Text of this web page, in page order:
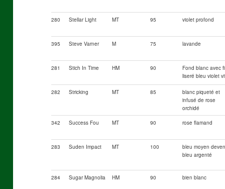
280 Stellar Light MT 95 violet profond
395 Steve Varner M 75 lavande
281 Stich In Time HM 90
Fond blanc avec
liseré bleu violet
282 Stricking MT 85
blanc piqueté et
infusé de rose
orchidé
342 Success Fou MT 90 rose flamand
283 Suden Impact MT 100
bleu moyen
bleu argenté
284 Sugar Magnolia HM 90 bien blanc